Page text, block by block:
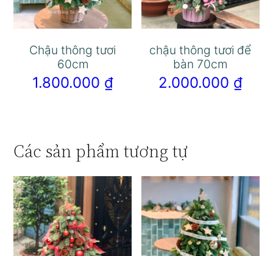
Chậu thông tươi
60cm
1.800.000 ₫
chậu thông tươi để
bàn 70cm
2.000.000 ₫
Các sản phẩm tương tự